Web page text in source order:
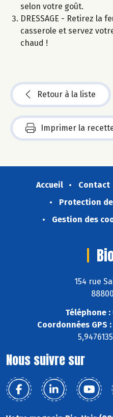
selon votre goût.
DRESSAGE - Retirez la
casserole et servez
chaud !
Retour à la liste
Imprimer la
Accueil Contact
Protection
Gestion des
154 rue
Téléphone :
Coordonnées GPS :
Nous suivre sur